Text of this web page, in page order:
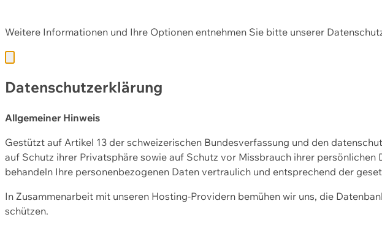
Weitere Informationen und Ihre Optionen entnehmen Sie bitte unserer
Datenschutzerklärung
Allgemeiner Hinweis
Gestützt auf Artikel 13 der schweizerischen Bundesverfassung und den
auf Schutz ihrer Privatsphäre sowie auf Schutz vor Missbrauch ihrer
behandeln Ihre personenbezogenen Daten vertraulich und entsprechend der
In Zusammenarbeit mit unseren Hosting-Providern bemühen wir uns, die
schützen.